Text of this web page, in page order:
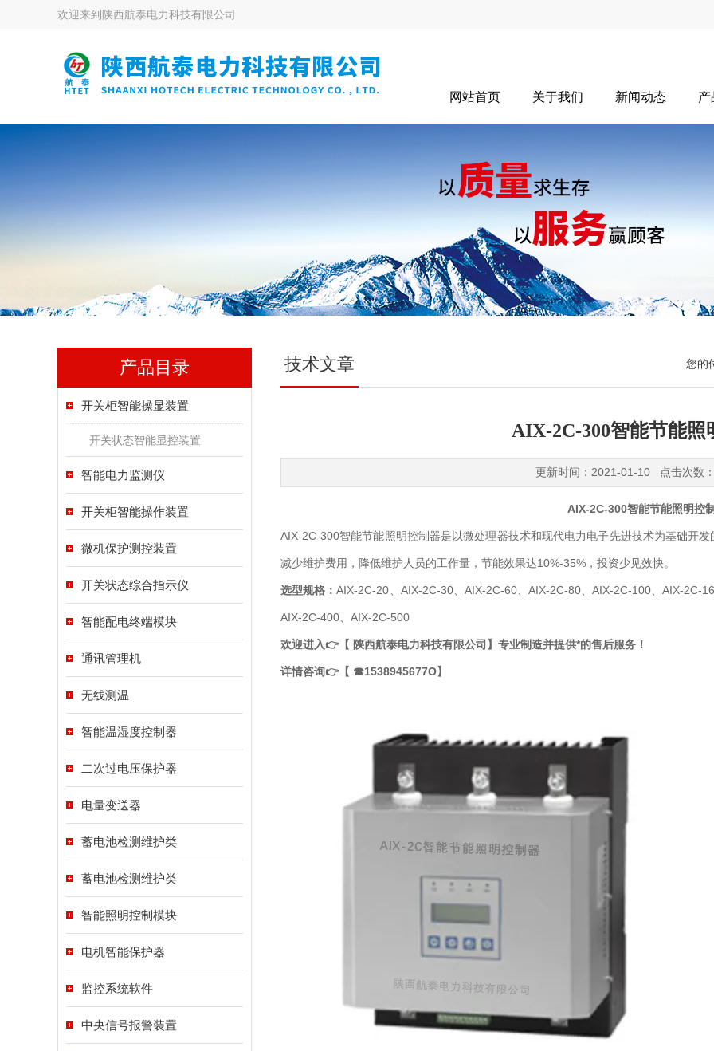
欢迎来到 陕西航泰电力科技有限公司
网站首页 关于我们 新闻动态 产
产品目录
开关柜智能操显装置
开关状态智能显控装置
智能电力监测仪
开关柜智能操作装置
微机保护测控装置
开关状态综合指示仪
智能配电终端模块
通讯管理机
无线测温
智能温湿度控制器
二次过电压保护器
电量变送器
蓄电池检测维护类
蓄电池检测维护类
智能照明控制模块
电机智能保护器
监控系统软件
中央信号报警装置
技术文章 您的
AIX-2C-300智能节能照
更新时间：2021-01-10 点击次数
AIX-2C-300智能节能照明控
AIX-2C-300智能节能照明控制器是以微处理器技术和现代电力电子先进技术为基础开
减少维护费用，降低维护人员的工作量，节能效果达10%-35%，投资少见效快。
选型规格：AIX-2C-20、AIX-2C-30、AIX-2C-60、AIX-2C-80、AIX-2C-100、AIX-2C-
AIX-2C-400、AIX-2C-500
欢迎进入👉【 陕西航泰电力科技有限公司】专业制造并提供*的售后服务！
详情咨询👉【 ☎1538945677O】